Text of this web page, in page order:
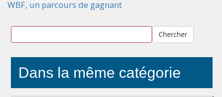
WBF, un parcours de gagnant
Chercher
Dans la même catégorie